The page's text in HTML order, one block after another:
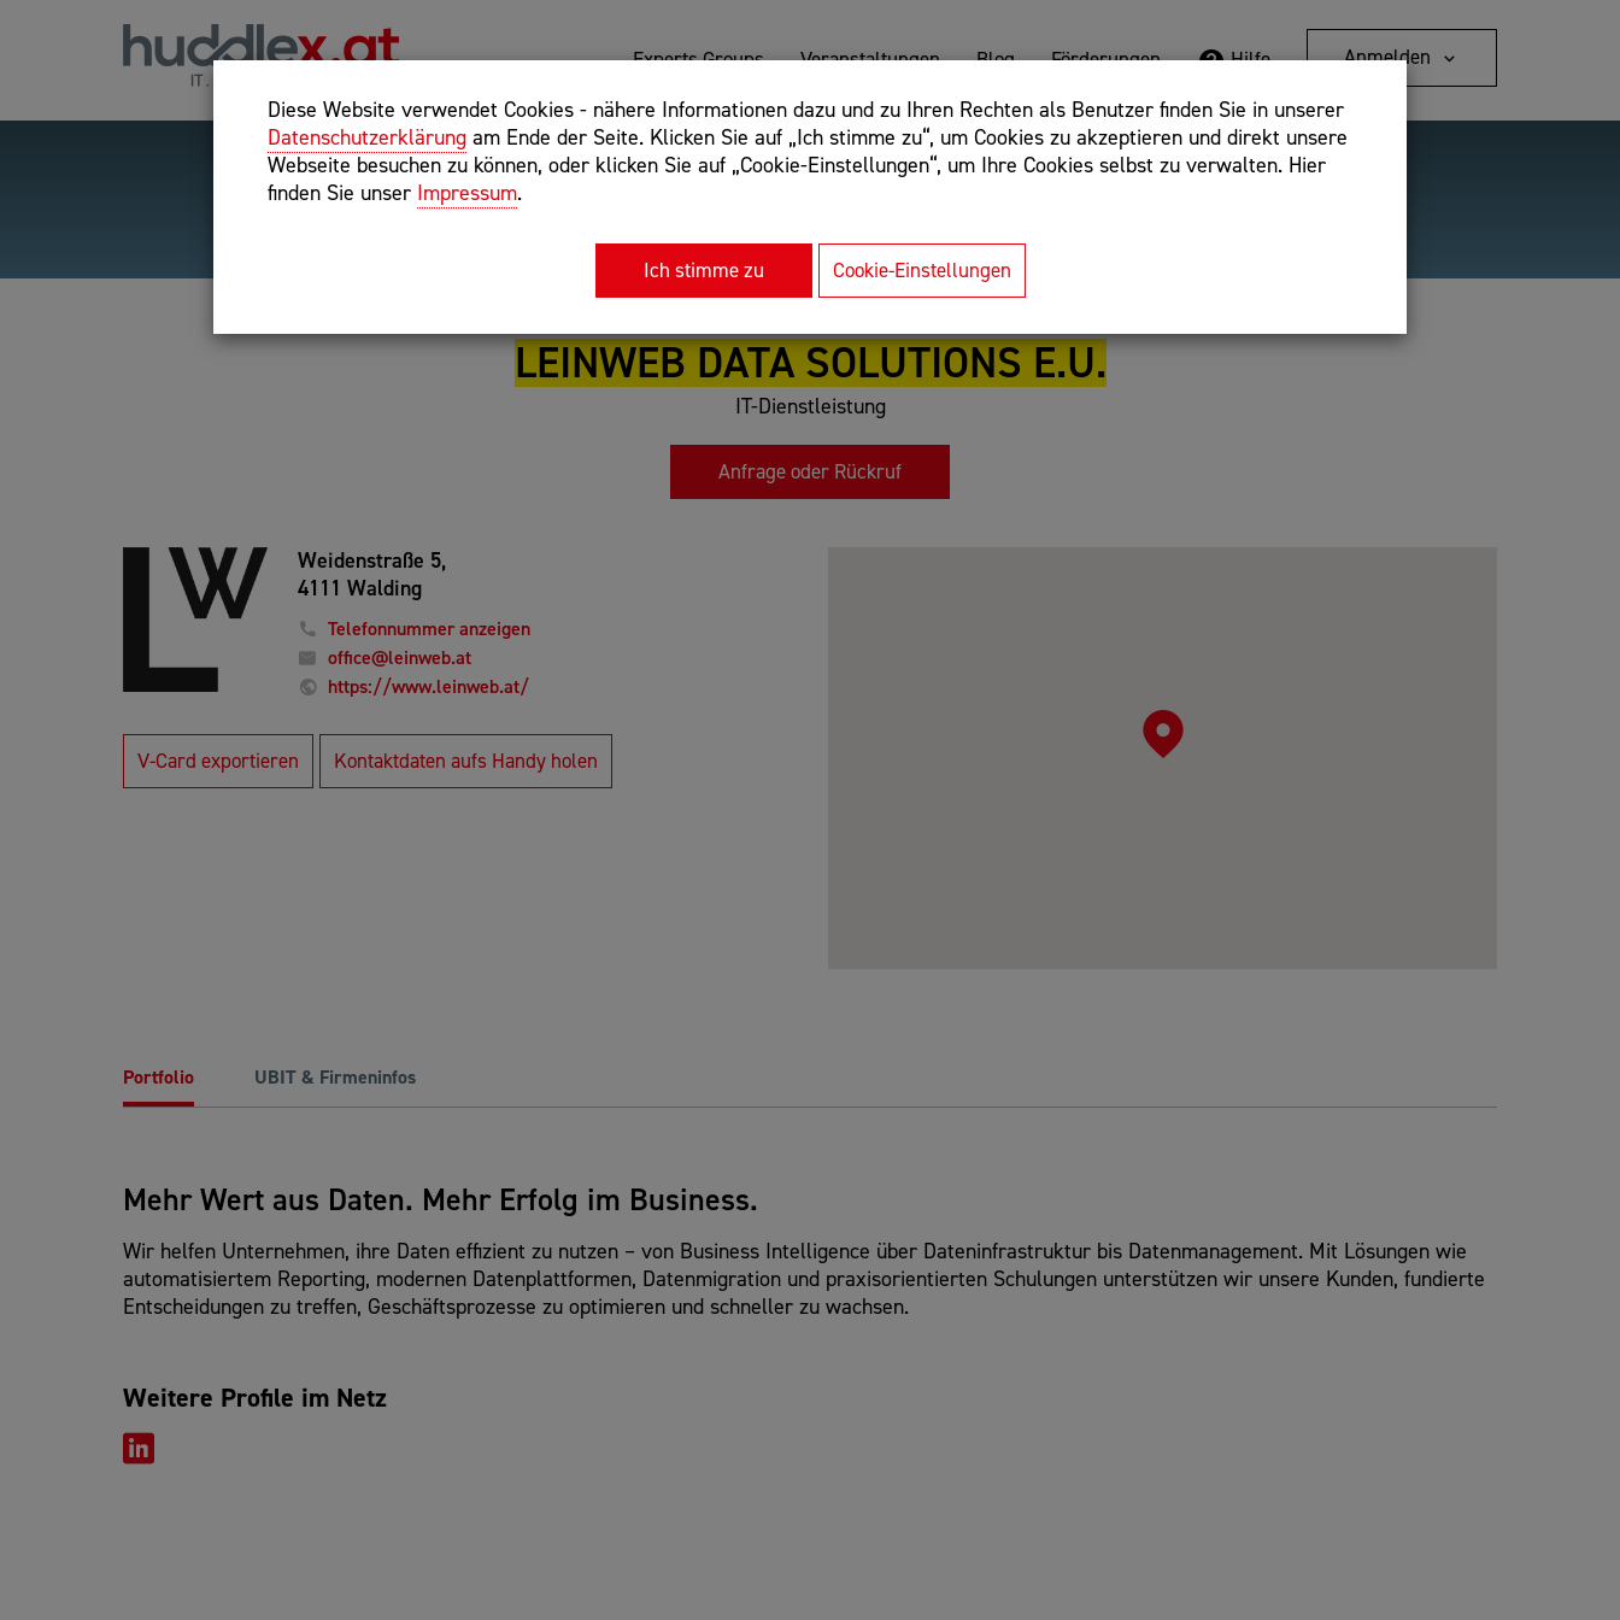
Diese Website verwendet Cookies - nähere Informationen dazu und zu Ihren Rechten als Benutzer finden Sie in unserer
Datenschutzerklärung am Ende der Seite. Klicken Sie auf „Ich stimme zu“, um Cookies zu akzeptieren und direkt unsere
Webseite besuchen zu können, oder klicken Sie auf „Cookie-Einstellungen“, um Ihre Cookies selbst zu verwalten. Hier
finden Sie unser Impressum.
Ich stimme zu Cookie-Einstellungen
Experts Groups Veranstaltungen Blog Förderungen Hilfe Anmelden
Hilfreiche Suchparameter: Begriff einschließen: +webshop, Begriff ausschließen: -webshop,
Exakter Suchbegriff: "internet of things"
Detailsuche
LEINWEB DATA SOLUTIONS E.U.
IT-Dienstleistung
Anfrage oder Rückruf
Weidenstraße 5,
4111 Walding
Telefonnummer anzeigen
office@leinweb.at
https://www.leinweb.at/
V-Card exportieren Kontaktdaten aufs Handy holen
Portfolio UBIT & Firmeninfos
Mehr Wert aus Daten. Mehr Erfolg im Business.
Wir helfen Unternehmen, ihre Daten effizient zu nutzen – von Business Intelligence über Dateninfrastruktur bis Datenmanagement. Mit Lösungen wie
automatisiertem Reporting, modernen Datenplattformen, Datenmigration und praxisorientierten Schulungen unterstützen wir unsere Kunden, fundierte
Entscheidungen zu treffen, Geschäftsprozesse zu optimieren und schneller zu wachsen.
Weitere Profile im Netz